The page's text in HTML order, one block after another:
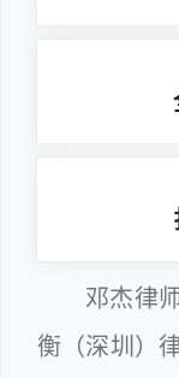
邓杰律
衡（深圳）